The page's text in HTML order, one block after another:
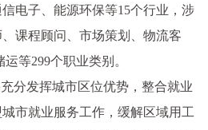
电子、能源环保等15个行业，涉
课程顾问、市场策划、物流客
等299个职业类别。
分发挥城市区位优势，整合就业
市就业服务工作，缓解区域用工